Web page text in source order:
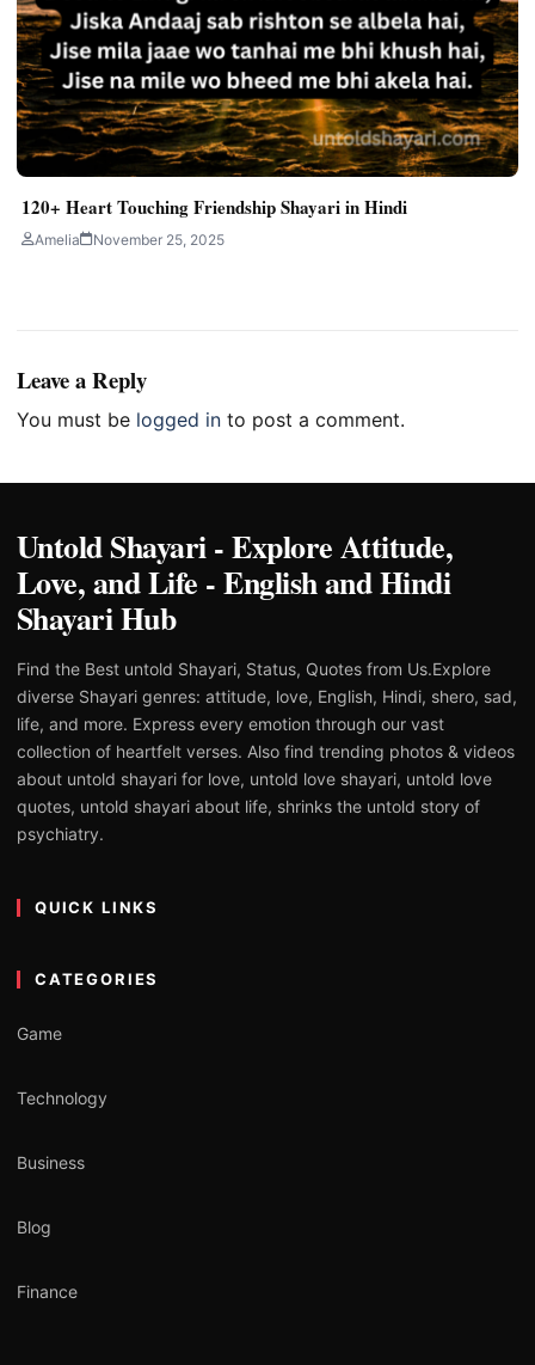
120+ Heart Touching Friendship Shayari in Hindi
Amelia November 25, 2025
Leave a Reply
You must be logged in to post a comment.
Untold Shayari - Explore Attitude,
Love, and Life - English and Hindi
Shayari Hub
Find the Best untold Shayari, Status, Quotes from Us.Explore
diverse Shayari genres: attitude, love, English, Hindi, shero, sad,
life, and more. Express every emotion through our vast
collection of heartfelt verses. Also find trending photos & videos
about untold shayari for love, untold love shayari, untold love
quotes, untold shayari about life, shrinks the untold story of
psychiatry.
QUICK LINKS
CATEGORIES
Game
Technology
Business
Blog
Finance